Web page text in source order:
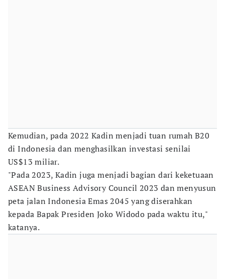
Kemudian, pada 2022 Kadin menjadi tuan rumah B20
di Indonesia dan menghasilkan investasi senilai
US$13 miliar.
"Pada 2023, Kadin juga menjadi bagian dari keketuaan
ASEAN Business Advisory Council 2023 dan menyusun
peta jalan Indonesia Emas 2045 yang diserahkan
kepada Bapak Presiden Joko Widodo pada waktu itu,"
katanya.